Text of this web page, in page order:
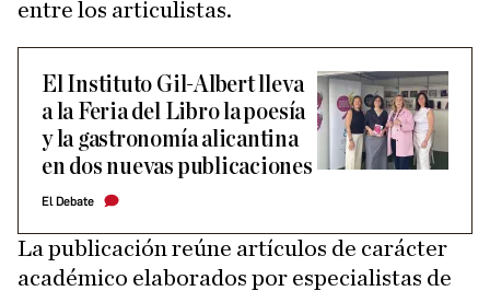
entre los articulistas.
El Instituto Gil-Albert lleva
a la Feria del Libro la poesía
y la gastronomía alicantina
en dos nuevas publicaciones
El Debate
La publicación reúne artículos de carácter
académico elaborados por especialistas de